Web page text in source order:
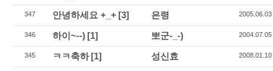
347 안녕하세요 +_+ [3] 은령 2005.06.03
346 하이~--) [1] 뽀군-_-) 2004.07.05
345 ㅋㅋ축하[1] 성신효 2008.01.10